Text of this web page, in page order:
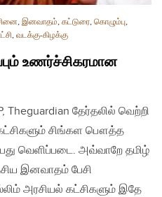
, இனவாதம், கட்டுரை, கொழும்பு,
, வடக்கு-கிழக்கு
உணர்ச்சிகரமான
Theguardian தேர்தலில் வெற்றி
சிங்கள பௌத்த
வெளிப்படை. அவ்வாறே தமிழ்
இனவாதம் பேசி
அரசியல் கட்சிகளும் இதே